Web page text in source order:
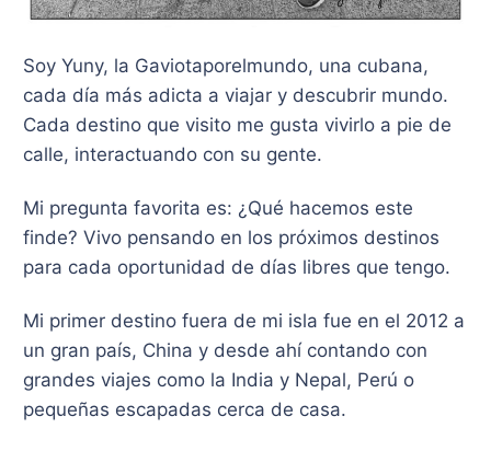
Soy Yuny, la Gaviotaporelmundo, una cubana,
cada día más adicta a viajar y descubrir mundo.
Cada destino que visito me gusta vivirlo a pie de
calle, interactuando con su gente.
Mi pregunta favorita es: ¿Qué hacemos este
finde? Vivo pensando en los próximos destinos
para cada oportunidad de días libres que tengo.
​Mi primer destino fuera de mi isla fue en el 2012 a
un gran país, China y desde ahí contando con
grandes viajes como la India y Nepal, Perú o
pequeñas escapadas cerca de casa.